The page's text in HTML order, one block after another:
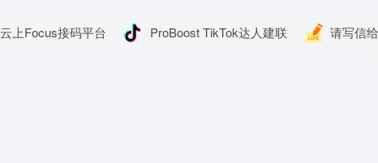
云上Focus接码平台 ProBoost TikTok达人建联 请写信